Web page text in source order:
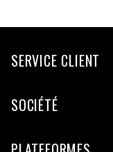
SERVICE CLIENT
SOCIÉTÉ